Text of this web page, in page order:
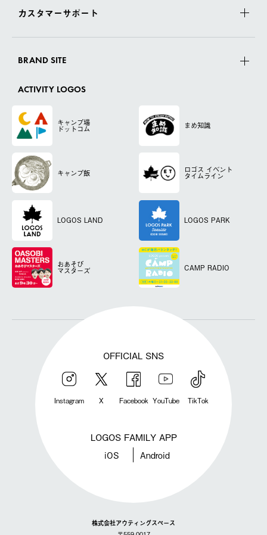
カスタマーサポート
BRAND SITE
ACTIVITY LOGOS
キャンプ場
ドットコム まめ知識
キャンプ飯 ロゴス イベント
タイムライン
LOGOS LAND LOGOS PARK
おあそび
マスターズ CAMP RADIO
OFFICIAL SNS
Instagram X Facebook YouTube TikTok
LOGOS FAMILY APP
iOS Android
株式会社アウティングスペース